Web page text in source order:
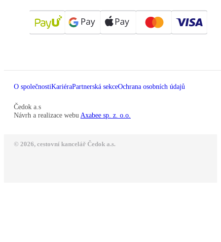
O společnostiKariéraPartnerská sekceOchrana osobních údajů
Čedok a.s
Návrh a realizace webu Axabee sp. z. o.o.
© 2026, cestovní kancelář Čedok a.s.